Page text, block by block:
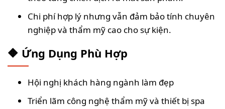
Chi phí hợp lý nhưng vẫn đảm bảo tính chuyên
nghiệp và thẩm mỹ cao cho sự kiện.
🔶 Ứng Dụng Phù Hợp
Hội nghị khách hàng ngành làm đẹp
Triển lãm công nghệ thẩm mỹ và thiết bị spa